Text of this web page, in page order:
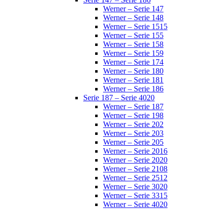
Werner – Serie 147
Werner – Serie 148
Werner – Serie 1515
Werner – Serie 155
Werner – Serie 158
Werner – Serie 159
Werner – Serie 174
Werner – Serie 180
Werner – Serie 181
Werner – Serie 186
Serie 187 – Serie 4020
Werner – Serie 187
Werner – Serie 198
Werner – Serie 202
Werner – Serie 203
Werner – Serie 205
Werner – Serie 2016
Werner – Serie 2020
Werner – Serie 2108
Werner – Serie 2512
Werner – Serie 3020
Werner – Serie 3315
Werner – Serie 4020